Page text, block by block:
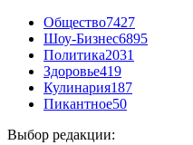
Общество7427
Шоу-Бизнес6895
Политика2031
Здоровье419
Кулинария187
Пикантное50
Выбор редакции: